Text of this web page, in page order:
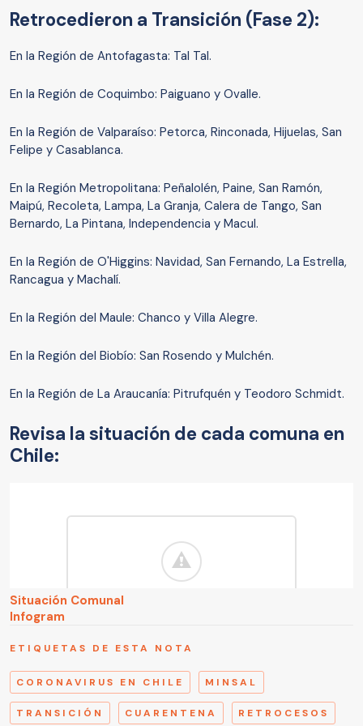
Retrocedieron a Transición (Fase 2):
En la Región de Antofagasta: Tal Tal.
En la Región de Coquimbo: Paiguano y Ovalle.
En la Región de Valparaíso: Petorca, Rinconada, Hijuelas, San
Felipe y Casablanca.
En la Región Metropolitana: Peñalolén, Paine, San Ramón,
Maipú, Recoleta, Lampa, La Granja, Calera de Tango, San
Bernardo, La Pintana, Independencia y Macul.
En la Región de O'Higgins: Navidad, San Fernando, La Estrella,
Rancagua y Machalí.
En la Región del Maule: Chanco y Villa Alegre.
En la Región del Biobío: San Rosendo y Mulchén.
En la Región de La Araucanía: Pitrufquén y Teodoro Schmidt.
Revisa la situación de cada comuna en
Chile:
Situación Comunal
Infogram
ETIQUETAS DE ESTA NOTA
CORONAVIRUS EN CHILE MINSAL
TRANSICIÓN CUARENTENA RETROCESOS